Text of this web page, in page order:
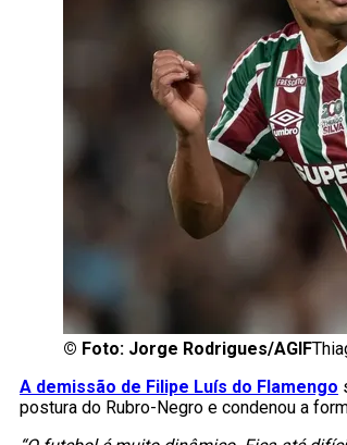
© Foto: Jorge Rodrigues/AGIF
A demissão de Filipe Luís do Flamengo
postura do Rubro-Negro e condenou a